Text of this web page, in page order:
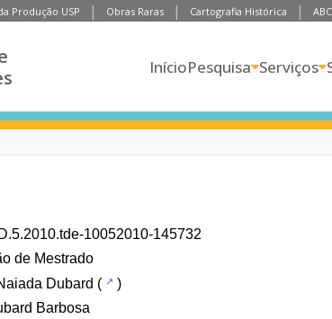
Produção USP Obras Raras Cartografia Histórica
InícioPesquisa Serviços
10052010-145732
de Mestrado
Dubard (
)
Barbosa